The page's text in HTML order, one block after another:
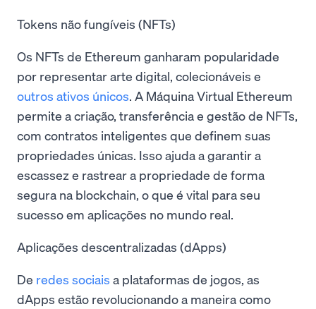
Tokens não fungíveis (NFTs)
Os NFTs de Ethereum ganharam popularidade
por representar arte digital, colecionáveis e
outros ativos únicos . A Máquina Virtual Ethereum
permite a criação, transferência e gestão de NFTs,
com contratos inteligentes que definem suas
propriedades únicas. Isso ajuda a garantir a
escassez e rastrear a propriedade de forma
segura na blockchain, o que é vital para seu
sucesso em aplicações no mundo real.
Aplicações descentralizadas (dApps)
De redes sociais a plataformas de jogos, as
dApps estão revolucionando a maneira como